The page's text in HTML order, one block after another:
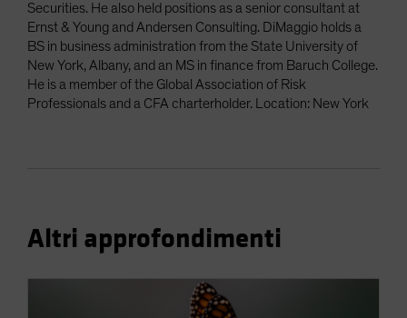
Securities. He also held positions as a senior consultant at
Ernst & Young and Andersen Consulting. DiMaggio holds a
BS in business administration from the State University of
New York, Albany, and an MS in finance from Baruch College.
He is a member of the Global Association of Risk
Professionals and a CFA charterholder. Location: New York
Altri approfondimenti